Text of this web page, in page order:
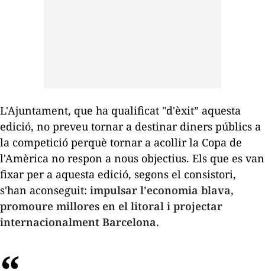
L'Ajuntament, que ha qualificat "d'èxit” aquesta
edició, no preveu tornar a destinar diners públics a
la competició perquè tornar a acollir la Copa de
l'Amèrica no respon a nous objectius. Els que es van
fixar per a aquesta edició, segons el consistori,
s'han aconseguit: impulsar l'economia blava,
promoure millores en el litoral i projectar
internacionalment Barcelona.